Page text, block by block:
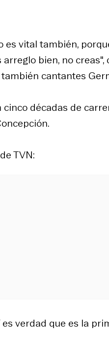
es vital también,
arreglo bien, no
cantantes
décadas de
TVN:
es verdad que es la